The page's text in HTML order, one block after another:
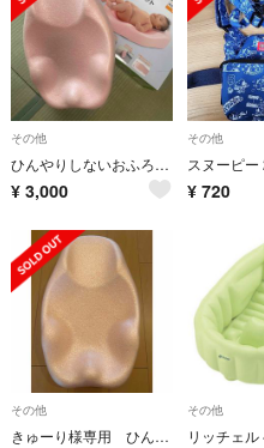
その他
ひんやりしないおふろマット Rピンク(1枚)
¥ 3,000
その他
¥ 720
その他
きゅーり様専用 ひんやりしないおふろマット Rピンク(1枚)
その他